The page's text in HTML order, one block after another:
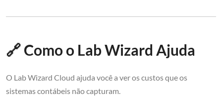
🔗 Como o Lab Wizard Ajuda
O Lab Wizard Cloud ajuda você a ver os custos que os
sistemas contábeis não capturam.